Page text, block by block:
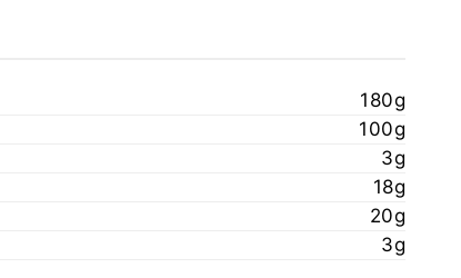
180g
100g
3g
18g
20g
3g